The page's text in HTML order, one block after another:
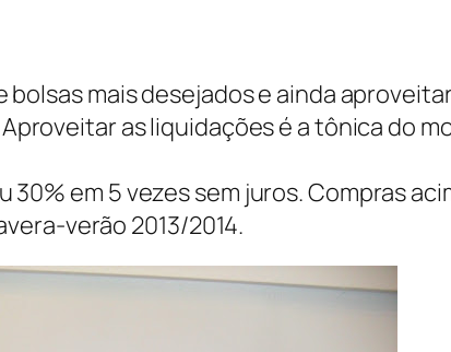
mais desejados e ainda
as liquidações é a tônica do
em 5 vezes sem juros. Compras
verão 2013/2014.